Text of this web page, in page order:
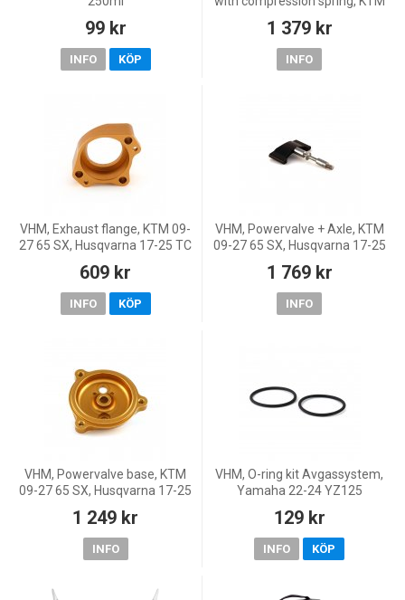
99 kr
INFO KÖP
TC 65, 26 TC 65, GasGas 24
MC 65, 26 MC 65,
1 379 kr
INFO
VHM, Exhaust flange, KTM 09-
27 65 SX, Husqvarna 17-25 TC
65, 26 TC 65, GasGas 24 MC
65, 26 MC 65, 21-23 MC 65, 25
MC 65
609 kr
INFO KÖP
VHM, Powervalve + Axle, KTM
09-27 65 SX, Husqvarna 17-25
TC 65, 26 TC 65, GasGas 24
MC 65, 26 MC 65, 21-23 MC 65,
25 MC 65
1 769 kr
INFO
VHM, Powervalve base, KTM
09-27 65 SX, Husqvarna 17-25
MC 65, 26 MC 65, 21-23 MC
65, 25 MC 65
1 249 kr
INFO
VHM, O-ring kit Avgassystem,
Yamaha 22-24 YZ125
129 kr
INFO KÖP